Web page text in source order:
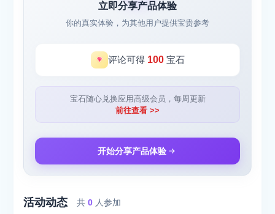
立即分享产品体验
你的真实体验，为其他用户提供宝贵参考
评论可得 100宝石
宝石随心兑换应用高级会员，每周更新
前往查看 >>
开始分享产品体验
活动动态 共0 人参加